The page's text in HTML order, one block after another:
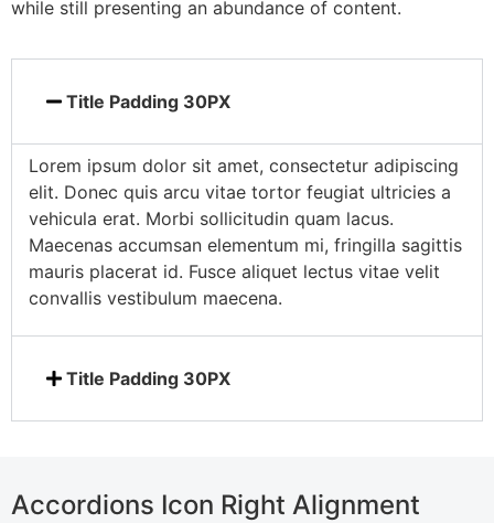
while still presenting an abundance of content.
Title Padding 30PX
Lorem ipsum dolor sit amet, consectetur adipiscing
elit. Donec quis arcu vitae tortor feugiat ultricies a
vehicula erat. Morbi sollicitudin quam lacus.
Maecenas accumsan elementum mi, fringilla sagittis
mauris placerat id. Fusce aliquet lectus vitae velit
convallis vestibulum maecena.
Title Padding 30PX
Accordions Icon Right Alignment